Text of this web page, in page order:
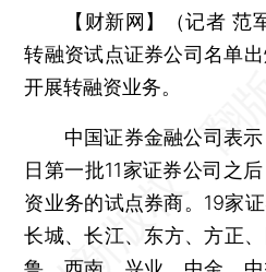
【财新网】（记者 范
转融资试点证券公司名单
开展转融资业务。
中国证券金融公司表示
日第一批11家证券公司之
资业务的试点券商。19家
长城、长江、东方、方正